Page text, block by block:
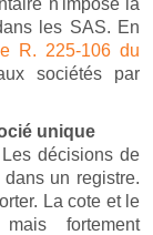
n'impose la
les SAS. En
R. 225-106 du
sociétés par
unique
décisions de
un registre.
La cote et le
fortement